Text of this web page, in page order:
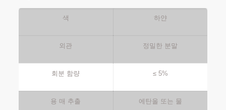
색 하얀
외관 정밀한 분말
회분 함량 ≤ 5%
용 매 추출 에탄올 또는 물